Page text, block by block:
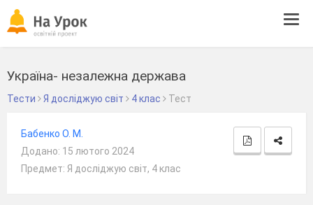
Україна- незалежна держава
Тести Я досліджую світ 4 клас Тест
Бабенко О. М.
Додано: 15 лютого 2024
Предмет: Я досліджую світ, 4 клас